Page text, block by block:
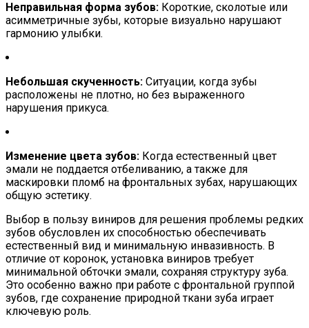
Неправильная форма зубов: Короткие, сколотые или
асимметричные зубы, которые визуально нарушают
гармонию улыбки.
Небольшая скученность: Ситуации, когда зубы
расположены не плотно, но без выраженного
нарушения прикуса.
Изменение цвета зубов: Когда естественный цвет
эмали не поддается отбеливанию, а также для
маскировки пломб на фронтальных зубах, нарушающих
общую эстетику.
Выбор в пользу виниров для решения проблемы редких
зубов обусловлен их способностью обеспечивать
естественный вид и минимальную инвазивность. В
отличие от коронок, установка виниров требует
минимальной обточки эмали, сохраняя структуру зуба.
Это особенно важно при работе с фронтальной группой
зубов, где сохранение природной ткани зуба играет
ключевую роль.